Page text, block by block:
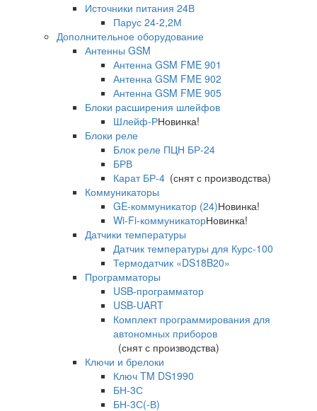
Источники питания 24В
Парус 24-2,2М
Дополнительное оборудование
Антенны GSM
Антенна GSM FME 901
Антенна GSM FME 902
Антенна GSM FME 905
Блоки расширения шлейфов
Шлейф-РНовинка!
Блоки реле
Блок реле ПЦН БР-24
БРВ
Карат БР-4 (снят с производства)
Коммуникаторы
GE-коммуникатор (24)Новинка!
Wi-Fi-коммуникаторНовинка!
Датчики температуры
Датчик температуры для Курс-100
Термодатчик «DS18B20»
Программаторы
USB-программатор
USB-UART
Комплект программирования для
автономных приборов
(снят с производства)
Ключи и брелоки
Ключ TM DS1990
БН-3С
БН-3С(-В)